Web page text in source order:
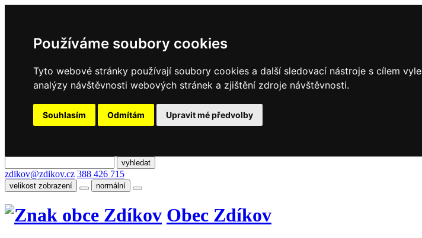
Používáme soubory cookies
Tyto webové stránky používají soubory cookies a další sledovací nástroje s cílem
analýzy návštěvnosti webových stránek a zjištění zdroje návštěvnosti.
Souhlasím Odmítám Upravit mé předvolby
zdikov@zdikov.cz 388 426 715
velikost zobrazení normální
Obec Zdíkov